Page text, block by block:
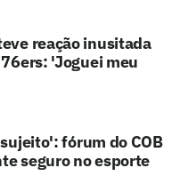
reação inusitada
'Joguei meu
fórum do COB
seguro no esporte